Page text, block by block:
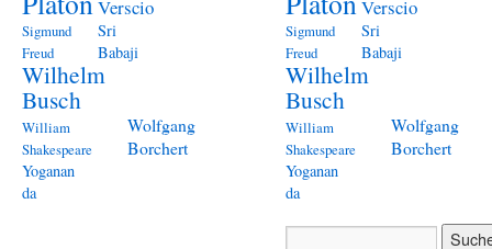
Verscio
Sigmund
Freud
Sri
Babaji
Wilhelm
Busch
William
Shakespeare
Wolfgang
Borchert
Yoganan
da
Verscio
Sigmund
Freud
Sri
Babaji
Wilhelm
Busch
William
Shakespeare
Wolfgang
Borchert
Yoganan
da